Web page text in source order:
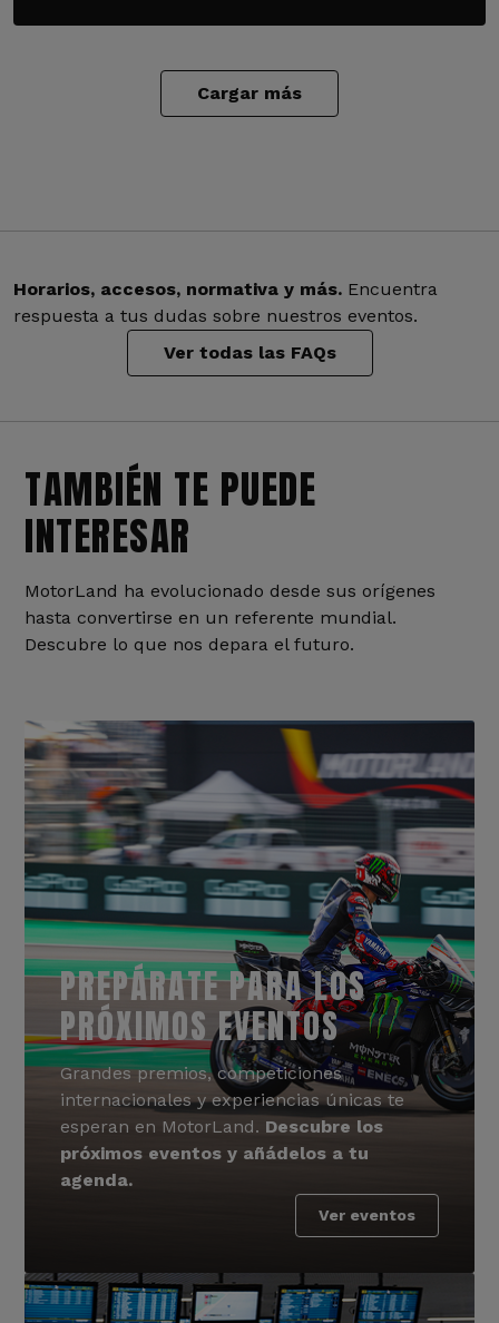
Cargar más
Horarios, accesos, normativa y más. Encuentra
respuesta a tus dudas sobre nuestros eventos.
Ver todas las FAQs
TAMBIÉN TE PUEDE
INTERESAR
MotorLand ha evolucionado desde sus orígenes
hasta convertirse en un referente mundial.
Descubre lo que nos depara el futuro.
PREPÁRATE PARA LOS
PRÓXIMOS EVENTOS
Grandes premios, competiciones
internacionales y experiencias únicas te
esperan en MotorLand. Descubre los
próximos eventos y añádelos a tu
agenda.
Ver eventos